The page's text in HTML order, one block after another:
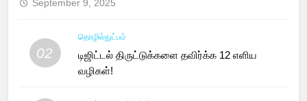
September 9, 2025
02
தொழில்நுட்பம்
டிஜிட்டல் திருட்டுக்களை தவிர்க்க 12 எளிய
வழிகள்!